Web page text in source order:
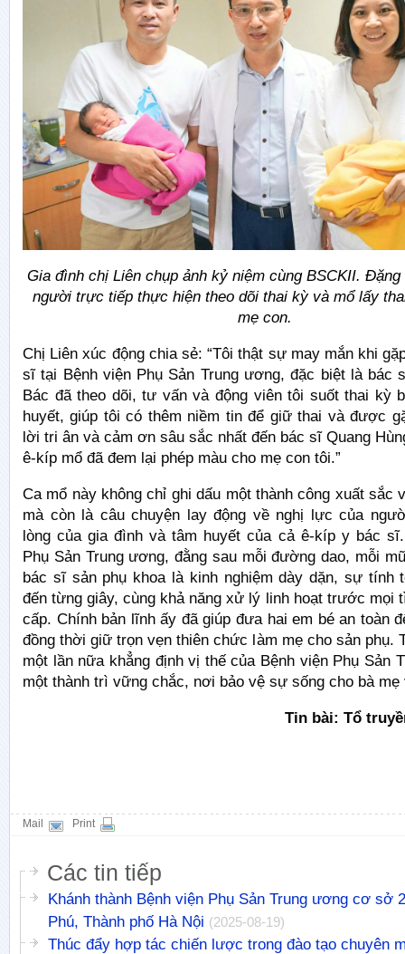
Gia đình chị Liên chụp ảnh kỷ niệm cùng BSCKII. Đặng
người trực tiếp thực hiện theo dõi thai kỳ và mổ lấy
mẹ con.
Chị Liên xúc động chia sẻ: “Tôi thật sự may mắn khi
sĩ tại Bệnh viện Phụ Sản Trung ương, đặc biệt là bác
Bác đã theo dõi, tư vấn và động viên tôi suốt thai kỳ
huyết, giúp tôi có thêm niềm tin để giữ thai và được
lời tri ân và cảm ơn sâu sắc nhất đến bác sĩ Quang
ê-kíp mổ đã đem lại phép màu cho mẹ con tôi.”
Ca mổ này không chỉ ghi dấu một thành công xuất sắc
mà còn là câu chuyện lay động về nghị lực của
lòng của gia đình và tâm huyết của cả ê-kíp y bác
Phụ Sản Trung ương, đằng sau mỗi đường dao, mỗi
bác sĩ sản phụ khoa là kinh nghiệm dày dặn, sự tính
đến từng giây, cùng khả năng xử lý linh hoạt trước mọi
cấp. Chính bản lĩnh ấy đã giúp đưa hai em bé an toàn
đồng thời giữ trọn vẹn thiên chức làm mẹ cho sản phụ.
một lần nữa khẳng định vị thế của Bệnh viện Phụ Sản
một thành trì vững chắc, nơi bảo vệ sự sống cho bà
Tin bài: Tổ
Mail Print
Các tin tiếp
Khánh thành Bệnh viện Phụ Sản Trung ương cơ sở
Phú, Thành phố Hà Nội (2025-08-19)
Thúc đẩy hợp tác chiến lược trong đào tạo chuyên